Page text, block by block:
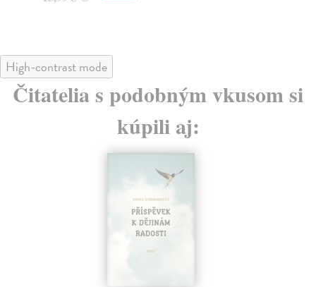
High-contrast mode
Čitatelia s podobným vkusom si
kúpili aj: